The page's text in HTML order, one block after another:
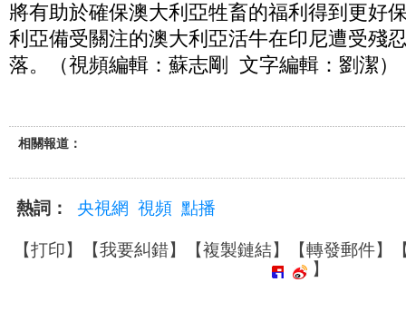
將有助於確保澳大利亞牲畜的福利得到更好
利亞備受關注的澳大利亞活牛在印尼遭受殘
落。（視頻編輯：蘇志剛 文字編輯：劉潔）
相關報道：
熱詞： 央視網 視頻 點播
【打印】【我要糾錯】【複製鏈結】【轉發郵件】
】